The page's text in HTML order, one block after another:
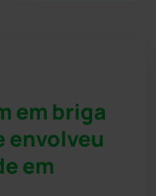
em briga
envolveu
em